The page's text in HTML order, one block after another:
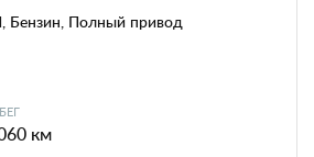
Полный привод
км